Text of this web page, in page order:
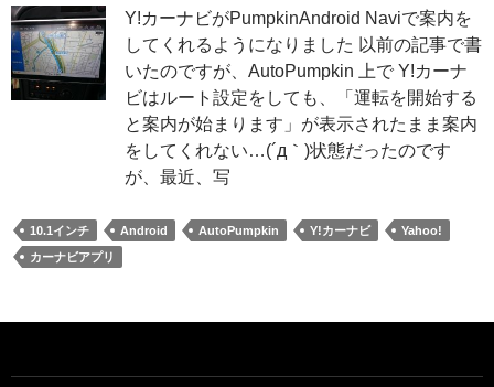
Y!カーナビがPumpkinAndroid Naviで案内を
してくれるようになりました 以前の記事で書
いたのですが、AutoPumpkin 上で Y!カーナ
ビはルート設定をしても、「運転を開始する
と案内が始まります」が表示されたまま案内
をしてくれない…(´д｀)状態だったのです
が、最近、写
10.1インチ Android AutoPumpkin Y!カーナビ
Yahoo!
カーナビアプリ